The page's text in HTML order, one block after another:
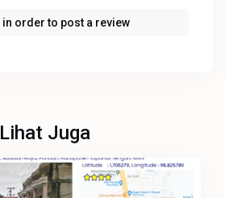
in order to post a review
Lihat Juga